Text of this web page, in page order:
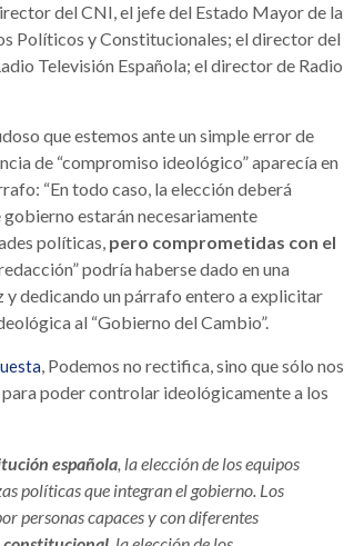
del CNI, el jefe del Estado Mayor de la
Políticos y Constitucionales; el director del
Televisión Española; el director de Radio
que estemos ante un simple error de
de “compromiso ideológico” aparecía en
“En todo caso, la elección deberá
estarán necesariamente
políticas, pero comprometidas con el
podría haberse dado en una
y dedicando un párrafo entero a explicitar
al “Gobierno del Cambio”.
, Podemos no rectifica, sino que sólo nos
poder controlar ideológicamente a los
española, la elección de los equipos
políticas que integran el gobierno. Los
personas capaces y con diferentes